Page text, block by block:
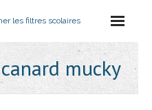
les filtres scolaires
mucky